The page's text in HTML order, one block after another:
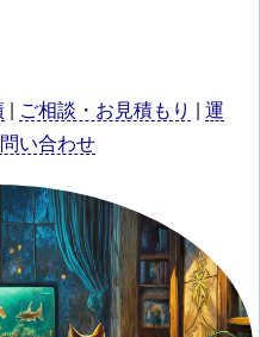
ご相談・お見積もり |運
い合わせ